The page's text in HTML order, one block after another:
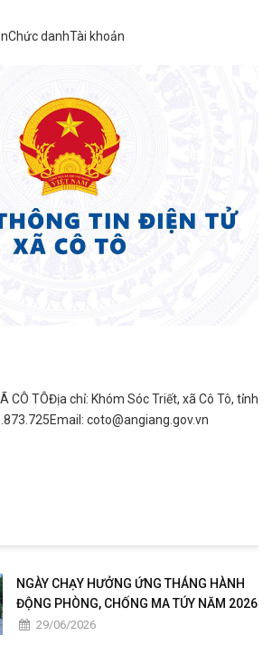
danhTài khoản
CÔ TÔĐịa chỉ: Khóm Sóc Triết, xã Cô Tô, tỉnh
coto@angiang.gov.vn
NGÀY CHẠY HƯỞNG ỨNG THÁNG HÀNH
ĐỘNG PHÒNG, CHỐNG MA TÚY NĂM 2026
29/06/2026